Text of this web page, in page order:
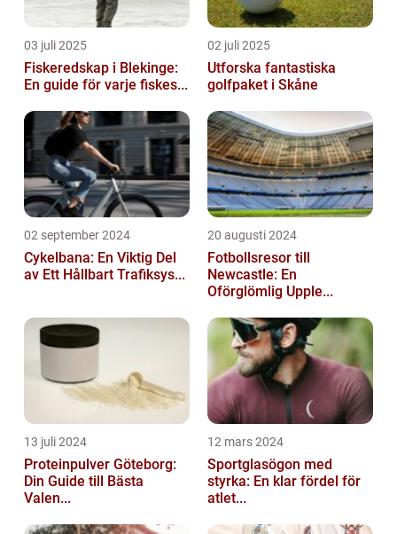
03 juli 2025
Fiskeredskap i Blekinge:
En guide för varje fiskes...
02 juli 2025
Utforska fantastiska
golfpaket i Skåne
02 september 2024
Cykelbana: En Viktig Del
av Ett Hållbart Trafiksys...
20 augusti 2024
Fotbollsresor till
Newcastle: En
Oförglömlig Upple...
13 juli 2024
Proteinpulver Göteborg:
Din Guide till Bästa
Valen...
12 mars 2024
Sportglasögon med
styrka: En klar fördel för
atlet...